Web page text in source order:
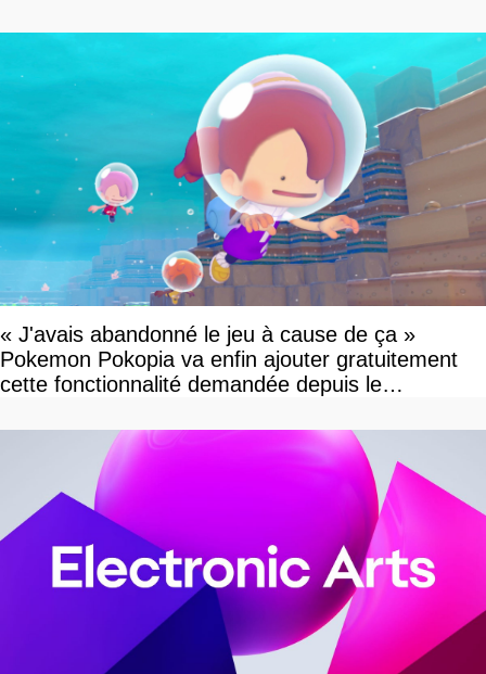
« J'avais abandonné le jeu à cause de ça »
Pokemon Pokopia va enfin ajouter gratuitement
cette fonctionnalité demandée depuis le